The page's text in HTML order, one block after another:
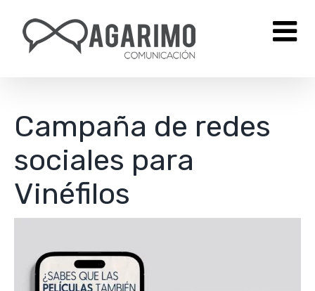
contenido
Campaña de redes
sociales para
Vinéfilos